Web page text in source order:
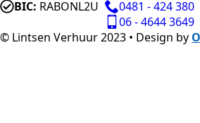
BIC: RABONL2U
0481 - 424 380
06 - 4644 3649
© Lintsen Verhuur 2023 • Design by